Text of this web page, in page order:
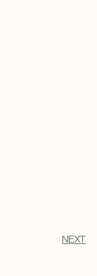
NEXT